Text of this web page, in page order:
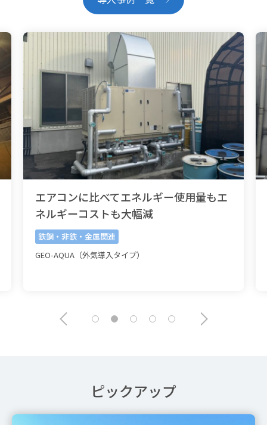
エアコンに比べてエネルギー使用量もエ
ネルギーコストも大幅減
鉄鋼・非鉄・金属関連
GEO-AQUA（外気導入タイプ）
ピックアップ